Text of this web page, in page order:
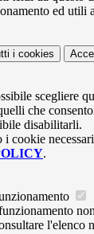
ed utili
i cookies
scegliere
che
disabilitarli.
i cookie
.
l'elenco